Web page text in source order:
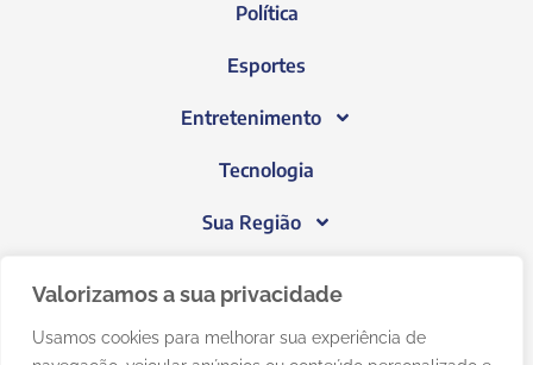
Valorizamos a sua privacidade
Usamos cookies para melhorar sua experiência de
Política
Esportes
Entretenimento
Tecnologia
Sua Região